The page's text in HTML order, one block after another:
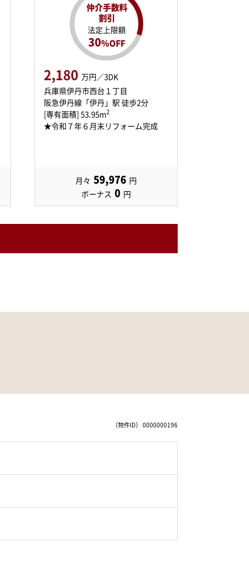
仲介手数料
割引
法定上限額
30%OFF
2,180 万円／3DK
兵庫県伊丹市西台１丁目
阪急伊丹線「伊丹」駅 徒歩2分
[専有面積] 53.95m2
★令和７年６月末リフォーム完成
月々 59,976 円
ボーナス 0 円
〔物件ID〕 0000000196